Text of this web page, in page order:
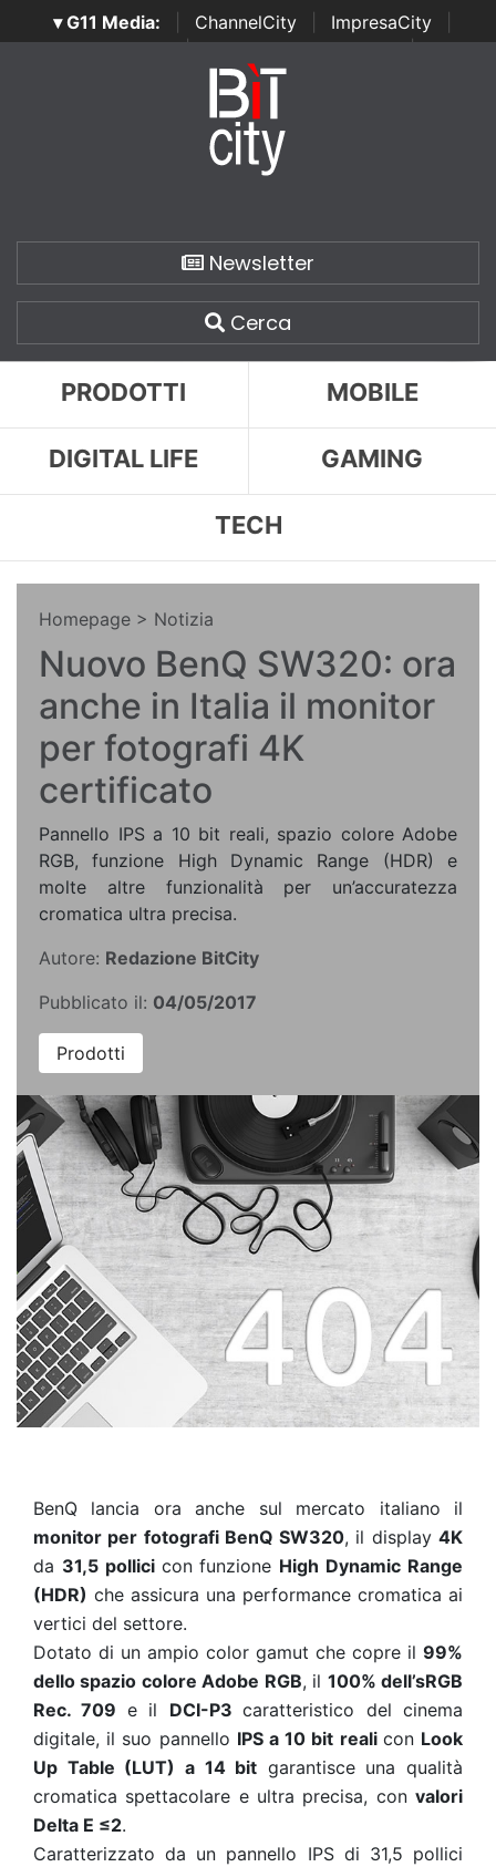
▾ G11 Media: ChannelCity ImpresaCity
SecurityOpenLab | Italian Channel Awards | Italian
Italian Security Awards
Newsletter
Cerca
PRODOTTI MOBILE
DIGITAL LIFE GAMING
TECH
Homepage > Notizia
Nuovo BenQ SW320: ora
anche in Italia il monitor
per fotografi 4K
certificato
Pannello IPS a 10 bit reali, spazio colore Adobe
RGB, funzione High Dynamic Range (HDR) e
molte altre funzionalità per un’accuratezza
cromatica ultra precisa.
Autore: Redazione BitCity
Pubblicato il: 04/05/2017
Prodotti
BenQ lancia ora anche sul mercato italiano il
monitor per fotografi BenQ SW320, il display4K
da 31,5 pollici con funzione High Dynamic Range
(HDR) che assicura una performance cromatica ai
vertici del settore.
Dotato di un ampio color gamut che copre il 99%
dello spazio colore Adobe RGB, il 100% dell’sRGB
Rec. 709 e il DCI-P3caratteristico del cinema
digitale, il suo pannello IPS a 10 bit reali con Look
Up Table (LUT) a 14 bit garantisce una qualità
cromatica spettacolare e ultra precisa, con valori
Delta E ≤2.
Caratterizzato da un pannello IPS di 31,5 pollici